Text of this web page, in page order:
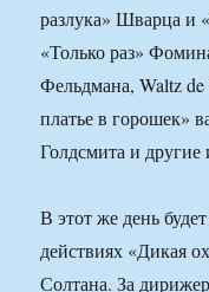
разлука» Шварца и
«Только раз»
Фельдмана, Waltz
платье в горошек»
Голдсмита и другие
В этот же день
действиях «Дикая
Солтана. За